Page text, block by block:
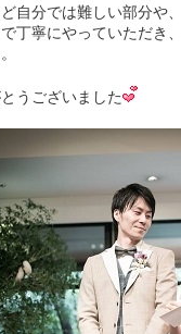
自分では難しい部分や
丁寧にやっていただき
うございました